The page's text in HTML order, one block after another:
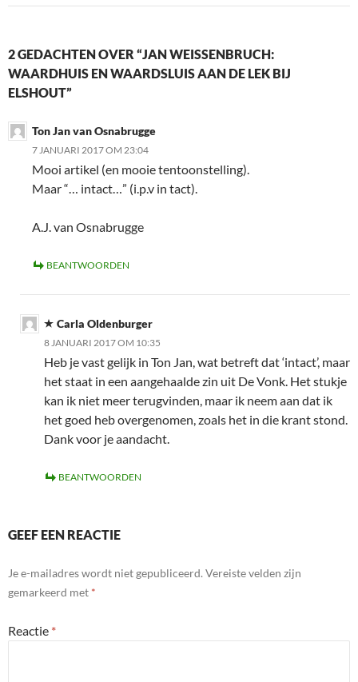
2 GEDACHTEN OVER “JAN WEISSENBRUCH:
WAARDHUIS EN WAARDSLUIS AAN DE LEK BIJ
ELSHOUT”
Ton Jan van Osnabrugge
7 JANUARI 2017 OM 23:04
Mooi artikel (en mooie tentoonstelling).
Maar “… intact…” (i.p.v in tact).
A.J. van Osnabrugge
BEANTWOORDEN
Carla Oldenburger
8 JANUARI 2017 OM 10:35
Heb je vast gelijk in Ton Jan, wat betreft dat ‘intact’, maar
het staat in een aangehaalde zin uit De Vonk. Het stukje
kan ik niet meer terugvinden, maar ik neem aan dat ik
het goed heb overgenomen, zoals het in die krant stond.
Dank voor je aandacht.
BEANTWOORDEN
GEEF EEN REACTIE
Je e-mailadres wordt niet gepubliceerd. Vereiste velden zijn
gemarkeerd met *
Reactie *